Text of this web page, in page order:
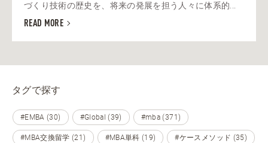
づくり技術の歴史を、将来の発展を担う人々に体系的...
READ MORE
タグで探す
#EMBA (30) #Global (39) #mba (371)
#MBA交換留学 (21) #MBA単科 (19) #ケースメソッド (35)